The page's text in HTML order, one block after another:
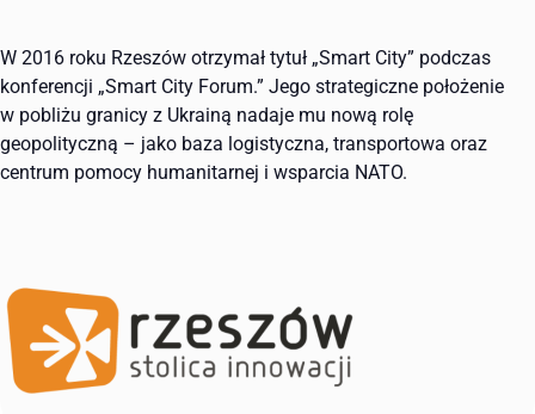
W 2016 roku Rzeszów otrzymał tytuł „Smart City” podczas
konferencji „Smart City Forum.” Jego strategiczne położenie
w pobliżu granicy z Ukrainą nadaje mu nową rolę
geopolityczną – jako baza logistyczna, transportowa oraz
centrum pomocy humanitarnej i wsparcia NATO.